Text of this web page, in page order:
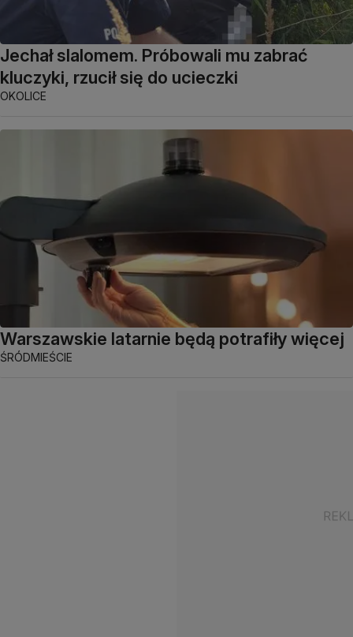
Jechał slalomem. Próbowali mu zabrać
kluczyki, rzucił się do ucieczki
OKOLICE
Warszawskie latarnie będą potrafiły więcej
ŚRÓDMIEŚCIE